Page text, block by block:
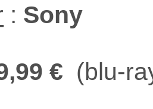
: Sony
€ (blu-